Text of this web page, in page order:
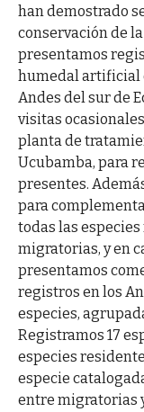
han demostrado
conservación de
presentamos
humedal artificial
Andes del sur de
visitas
planta de
Ucubamba, para
presentes.
para
todas las
migratorias, y en
presentamos
registros en los
especies,
Registramos 17
especies
especie
entre migratorias